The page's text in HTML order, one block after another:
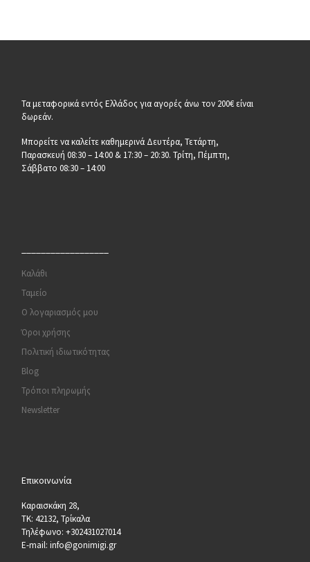
Τα μεταφορικά εντός Ελλάδος για αγορές άνω τον 200€ είναι
δωρεάν.
Μπορείτε να καλείτε καθημερινά Δευτέρα, Τετάρτη,
Παρασκευή 08:30 – 14:00 & 17:30 – 20:30. Τρίτη, Πέμπτη,
Σάββατο 08:30 – 14:00
Καλάθι
Ταμείο
Ο λογαριασμός μου
Όροι χρήσης
Πολιτική ιδιωτικότητας
Blog
Τρόποι πληρωμής
Newsletter
Επικοινωνία
Καραισκάκη 28,
ΤΚ: 42132, Τρίκαλα
Τηλέφωνο: +302431027014
E-mail: info@gonimigi.gr